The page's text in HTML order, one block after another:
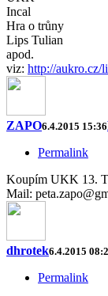
Incal
Hra o trůny
Lips Tulian
apod.
viz: http://aukro.cz/
ZAPO6.4.2015 15:36
Permalink
Koupím UKK 13.
Mail:
dhrotek6.4.2015
Permalink